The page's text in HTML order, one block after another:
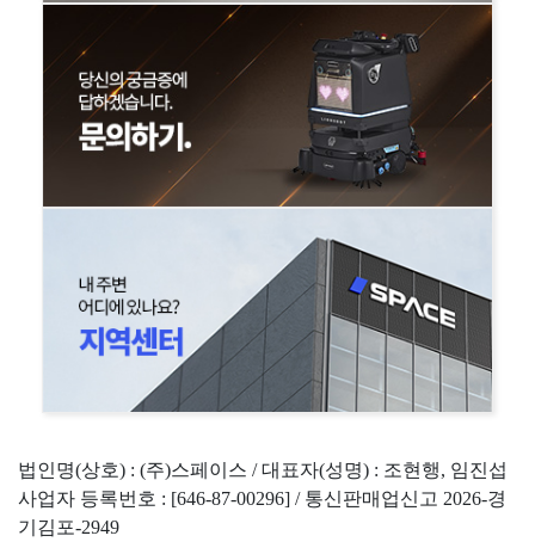
법인명(상호) : (주)스페이스 / 대표자(성명) : 조현행, 임진섭
사업자 등록번호 : [646-87-00296] / 통신판매업신고 2026-경
기김포-2949